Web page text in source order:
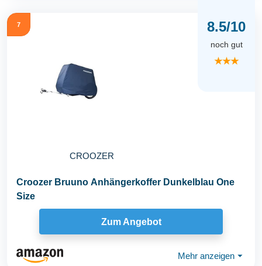
7
CROOZER
8.5/10
noch gut
★★★
Croozer Bruuno Anhängerkoffer Dunkelblau One
Size
Zum Angebot
Mehr anzeigen ⏷